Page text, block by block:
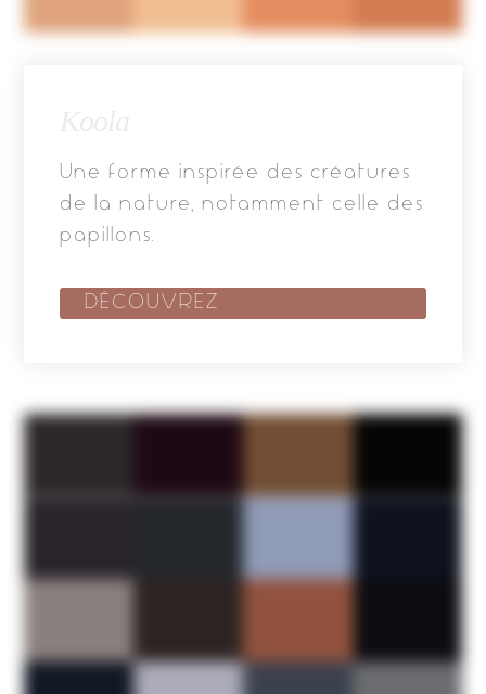
Une forme inspirée des créatures
de la nature, notamment celle des
papillons.
DÉCOUVREZ